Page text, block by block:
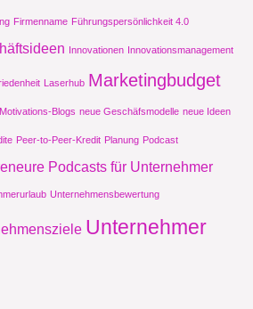
Firmenname Führungspersönlichkeit 4.0
Innovationen Innovationsmanagement
Laserhub Marketingbudget
Motivations-Blogs neue Geschäfsmodelle neue Ideen
Peer-to-Peer-Kredit Planung Podcast
Podcasts für Unternehmer
Unternehmensbewertung
Unternehmer